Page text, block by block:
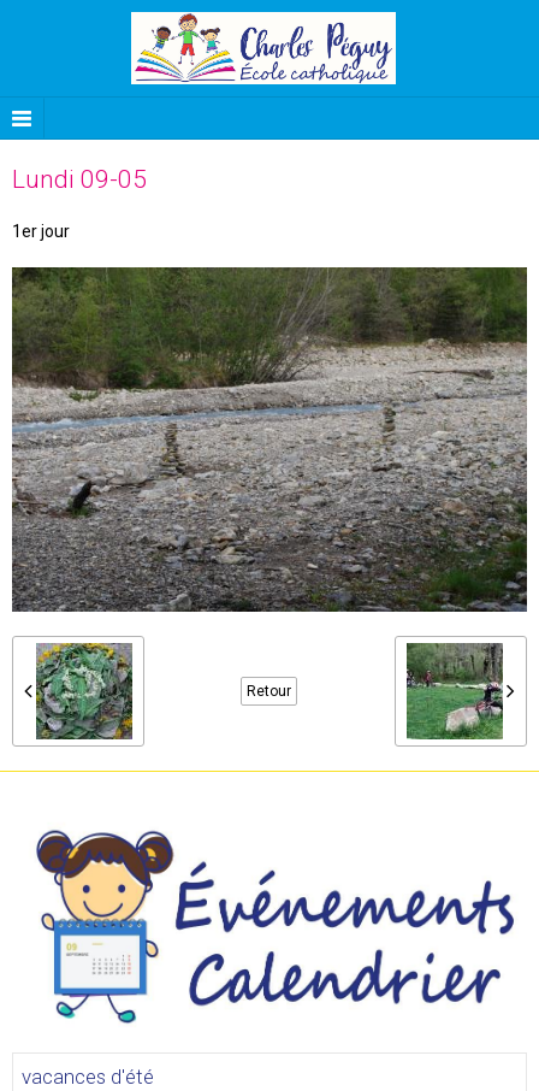
Lundi 09-05
1er jour
Retour
vacances d'été